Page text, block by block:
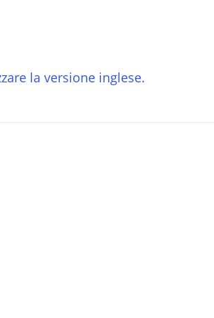
la versione inglese.